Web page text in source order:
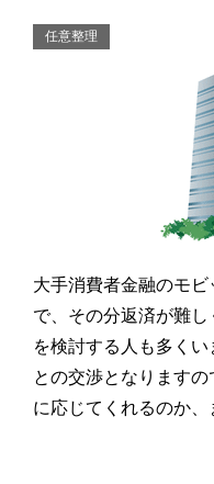
任意整理
大手消費者金融のモ
で、その分返済が難
を検討する人も多く
との交渉となります
に応じてくれるのか、